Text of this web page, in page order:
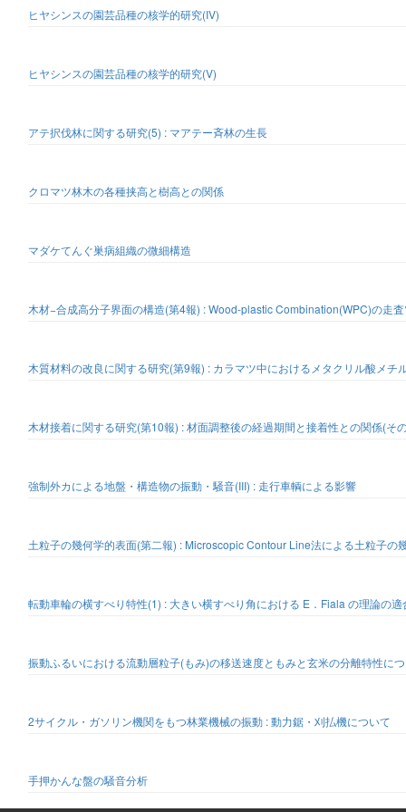
ヒヤシンスの園芸品種の核学的研究(IV)
ヒヤシンスの園芸品種の核学的研究(V)
アテ択伐林に関する研究(5) : マアテー斉林の生長
クロマツ林木の各種挟高と樹高との関係
マダケてんぐ巣病組織の微細構造
木材−合成高分子界面の構造(第4報) : Wood-plastic Combination(WPC)の走
木質材料の改良に関する研究(第9報) : カラマツ中におけるメタクリル酸メチ
木材接着に関する研究(第10報) : 材面調整後の経過期間と接着性との関係(そ
強制外カによる地盤・構造物の振動・騒音(III) : 走行車輌による影響
土粒子の幾何学的表面(第二報) : Microscopic Contour Line法による土粒子の
転動車輪の横すべり特性(1) : 大きい横すべり角における E．Fiala の理論の適
振動ふるいにおける流動層粒子(もみ)の移送速度ともみと玄米の分離特性に
2サイクル・ガソリン機関をもつ林業機械の振動 : 動力鋸・刈払機について
手押かんな盤の騒音分析